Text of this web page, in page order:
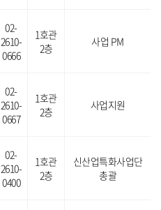
02-
2610-
0666
1호관
2층
사업 PM
02-
2610-
0667
1호관
2층
사업지원
02-
2610-
0400
1호관
2층
신산업특화사업단
총괄